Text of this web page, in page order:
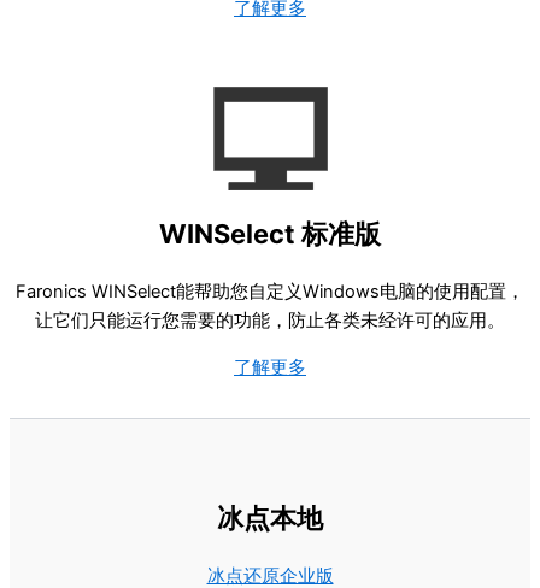
了解更多
WINSelect 标准版
Faronics WINSelect能帮助您自定义Windows电脑的使用配置，
让它们只能运行您需要的功能，防止各类未经许可的应用。
了解更多
冰点本地
冰点还原企业版